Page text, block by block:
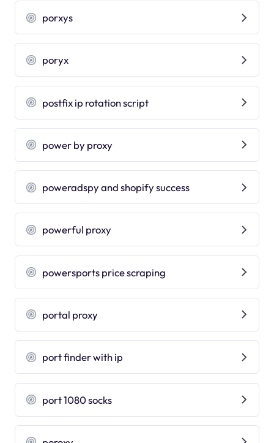
porxys
poryx
postfix ip rotation script
power by proxy
poweradspy and shopify success
powerful proxy
powersports price scraping
portal proxy
port finder with ip
port 1080 socks